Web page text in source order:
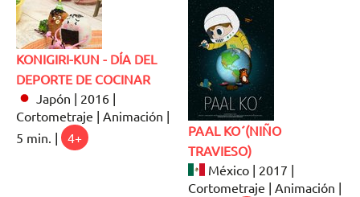
KONIGIRI-KUN - DÍA DEL
DEPORTE DE COCINAR
Japón | 2016 |
Cortometraje | Animación |
5 min. |
4+
PAAL KO´(NIÑO
TRAVIESO)
México | 2017 |
Cortometraje | Animación |